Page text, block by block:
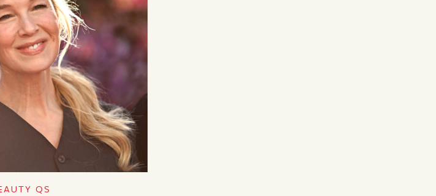
QS